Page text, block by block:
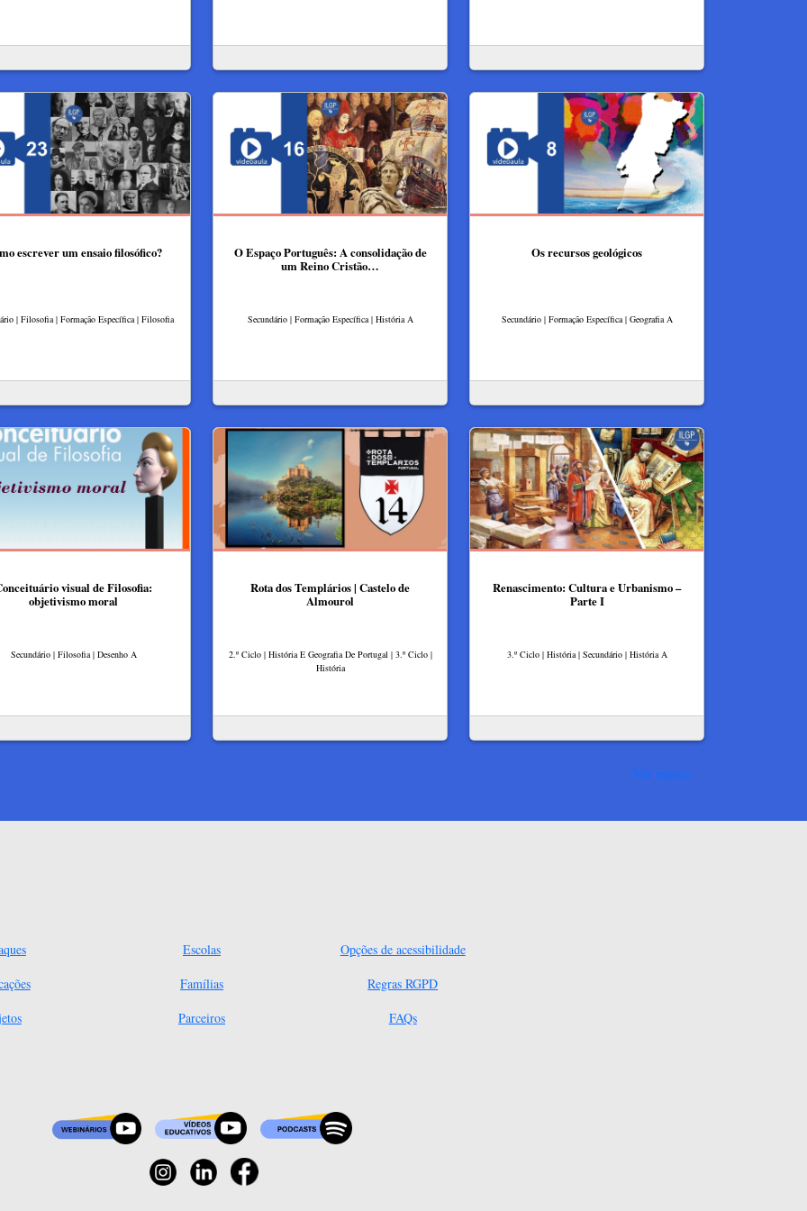
escrever um ensaio filosófico?
| Filosofia | Formação Específica | Filosofia
O Espaço Português: A consolidação de
um Reino Cristão…
Secundário | Formação Específica | História A
Os recursos geológicos
Secundário | Formação Específica | Geografia A
visual de Filosofia:
objetivismo moral
Secundário | Filosofia | Desenho A
Rota dos Templários | Castelo de
Almourol
2.º Ciclo | História E Geografia De Portugal | 3.º Ciclo |
História
Renascimento: Cultura e Urbanismo –
Parte I
3.º Ciclo | História | Secundário | História A
Ver mais
Escolas
Famílias
Parceiros
Opções de acessibilidade
Regras RGPD
FAQs